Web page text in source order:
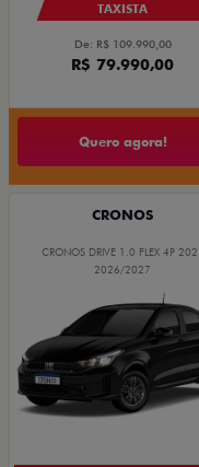
TAXISTA
De: R$ 109.990,00
R$ 79.990,00
Quero agora!
CRONOS
CRONOS DRIVE 1.0 FLEX 4P
2026/2027